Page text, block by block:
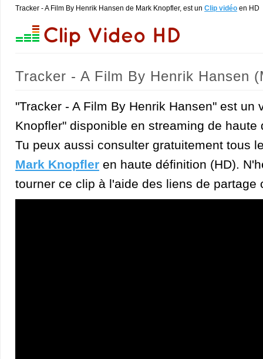
Tracker - A Film By Henrik Hansen de Mark Knopfler, est un Clip vidéo en HD
Tracker - A Film By Henrik Hansen
"Tracker - A Film By Henrik Hansen" est un
Knopfler" disponible en streaming de haute
Tu peux aussi consulter gratuitement tous
Mark Knopfler en haute définition (HD).
tourner ce clip à l'aide des liens de partage